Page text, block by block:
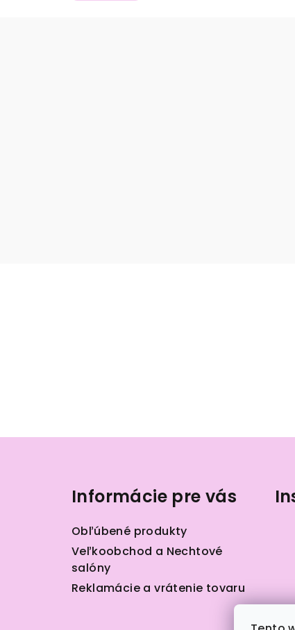
Informácie pre vás
Obľúbené produkty
Veľkoobchod a Nechtové
salóny
Reklamácie a vrátenie tovaru